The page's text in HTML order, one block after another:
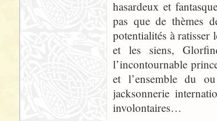
hasardeux et
pas que de thèmes
potentialités à
et les siens,
l’incontournable
et l’ensemble du
jacksonnerie
involontaires…